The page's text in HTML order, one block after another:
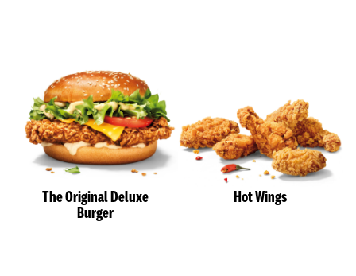
The Original Deluxe
Burger
Hot Wings